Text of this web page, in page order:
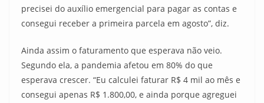
precisei do auxílio emergencial para pagar as contas e
consegui receber a primeira parcela em agosto”, diz.
Ainda assim o faturamento que esperava não veio.
Segundo ela, a pandemia afetou em 80% do que
esperava crescer. “Eu calculei faturar R$ 4 mil ao mês e
consegui apenas R$ 1.800,00, e ainda porque agreguei